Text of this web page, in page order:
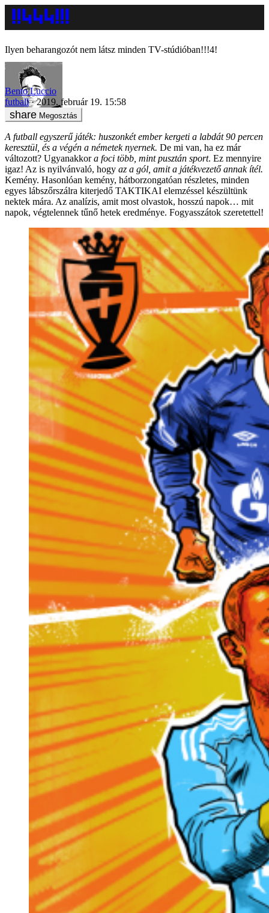
Ilyen beharangozót nem látsz minden TV-stúdióban!!!4!
Bento Luccio
futball
2019. február 19. 15:58
Megosztás
A futball egyszerű játék: huszonkét ember kergeti a labdát 90 percen
keresztül, és a végén a németek nyernek. De mi van, ha ez már
változott? Ugyanakkora foci több, mint pusztán sport. Ez mennyire
igaz! Az is nyilvánvaló, hogy az a gól, amit a játékvezető annak ítél.
Kemény. Hasonlóan kemény, hátborzongatóan részletes, minden
egyes lábszőrszálra kiterjedő TAKTIKAI elemzéssel készültünk
nektek mára. Az analízis, amit most olvastok, hosszú napok… mit
napok, végtelennek tűnő hetek eredménye. Fogyasszátok szeretettel!